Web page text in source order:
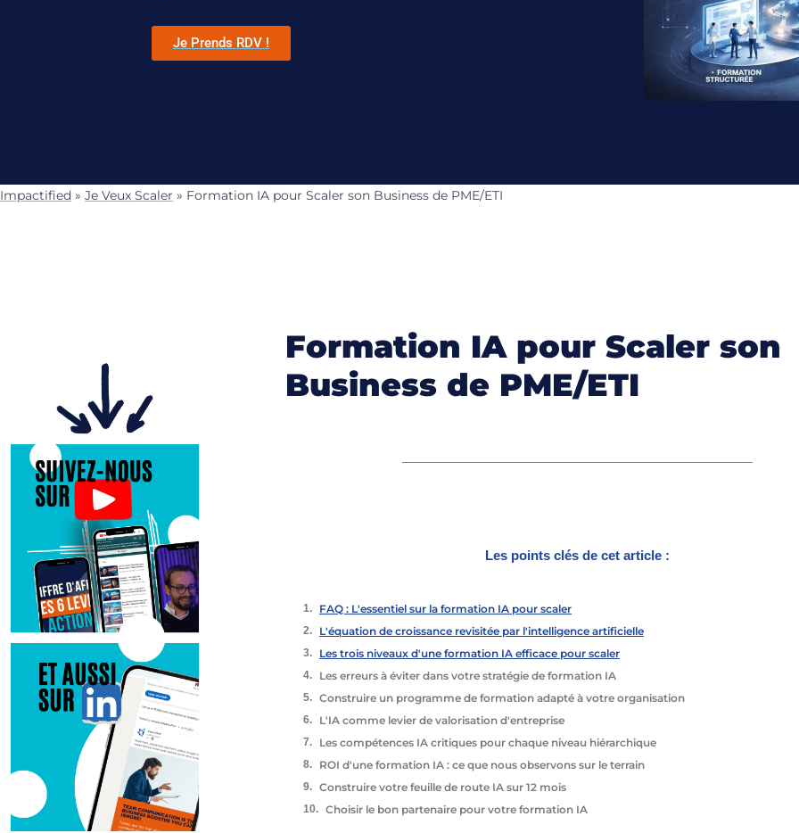
Je Prends RDV !
Impactified » Je Veux Scaler » Formation IA pour Scaler son Business de PME/ETI
Formation IA pour Scaler son
Business de PME/ETI
Les points clés de cet article :
FAQ : L'essentiel sur la formation IA pour scaler
L'équation de croissance revisitée par l'intelligence artificielle
Les trois niveaux d'une formation IA efficace pour scaler
Les erreurs à éviter dans votre stratégie de formation IA
Construire un programme de formation adapté à votre organisation
L'IA comme levier de valorisation d'entreprise
Les compétences IA critiques pour chaque niveau hiérarchique
ROI d'une formation IA : ce que nous observons sur le terrain
Construire votre feuille de route IA sur 12 mois
Choisir le bon partenaire pour votre formation IA